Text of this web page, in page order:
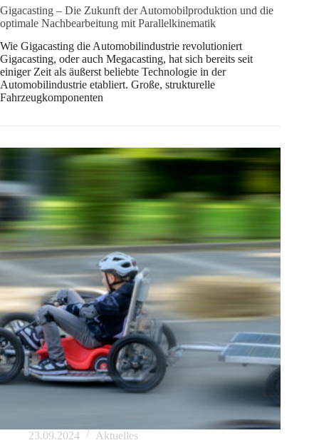
Gigacasting – Die Zukunft der Automobilproduktion und die
optimale Nachbearbeitung mit Parallelkinematik
Wie Gigacasting die Automobilindustrie revolutioniert
Gigacasting, oder auch Megacasting, hat sich bereits seit
einiger Zeit als äußerst beliebte Technologie in der
Automobilindustrie etabliert. Große, strukturelle
Fahrzeugkomponenten
23.09.2024 Aktuelles